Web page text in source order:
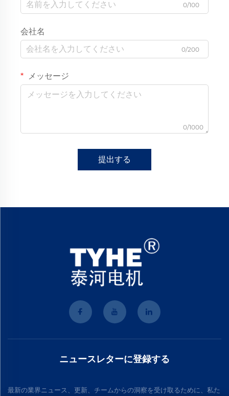
0/100
会社名
0/200
メッセージ
0/1000
提出する
ニュースレターに登録する
最新の業界ニュース、更新、チームからの洞察を受け取るために、私た